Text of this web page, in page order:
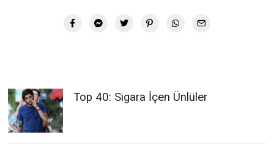
Top 40: Sigara İçen Ünlüler